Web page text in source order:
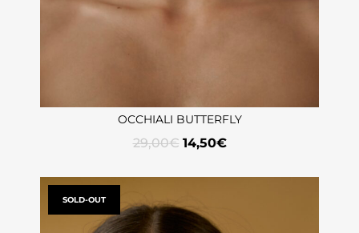
OCCHIALI BUTTERFLY
29,00€ 14,50€
SOLD-OUT